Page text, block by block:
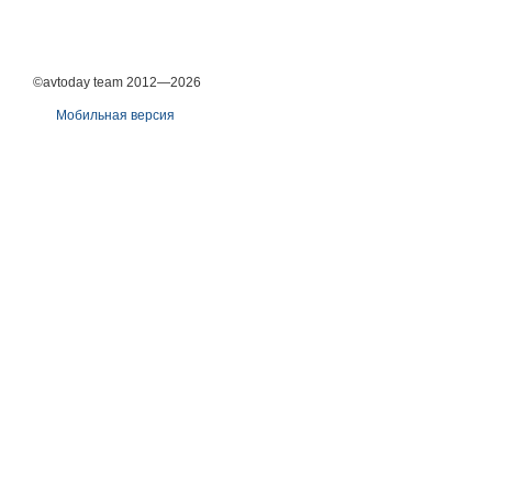
©avtoday team 2012—2026
Мобильная версия